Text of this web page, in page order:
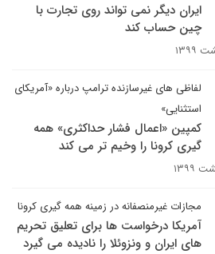
ایران دیگر نمی تواند روی تجارت با
چین حساب کند
لفاظی های غیرسازنده ترامپ درباره «آمریکای
استثنایی»
کمپین «اعمال فشار حداکثری» همه
گیری کرونا را وخیم تر می کند
مجازات غیرمنصفانه در زمینه همه گیری کرونا
آمریکا درخواست ها برای تعلیق تحریم
های ایران و ونزوئلا را نادیده می گیرد